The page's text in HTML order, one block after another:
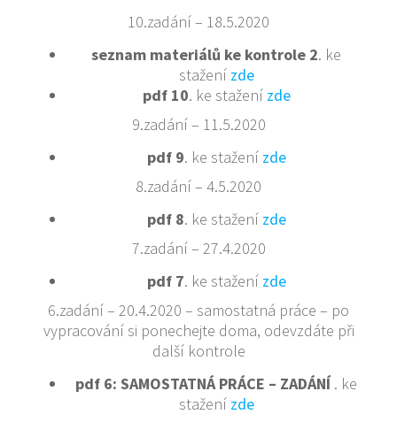
10.zadání – 18.5.2020
seznam materiálů ke kontrole 2. ke
stažení zde
pdf 10. ke stažení zde
9.zadání – 11.5.2020
pdf 9. ke stažení zde
8.zadání – 4.5.2020
pdf 8. ke stažení zde
7.zadání – 27.4.2020
pdf 7. ke stažení zde
6.zadání – 20.4.2020 – samostatná práce – po
vypracování si ponechejte doma, odevzdáte při
další kontrole
pdf 6: SAMOSTATNÁ PRÁCE – ZADÁNÍ. ke
stažení zde